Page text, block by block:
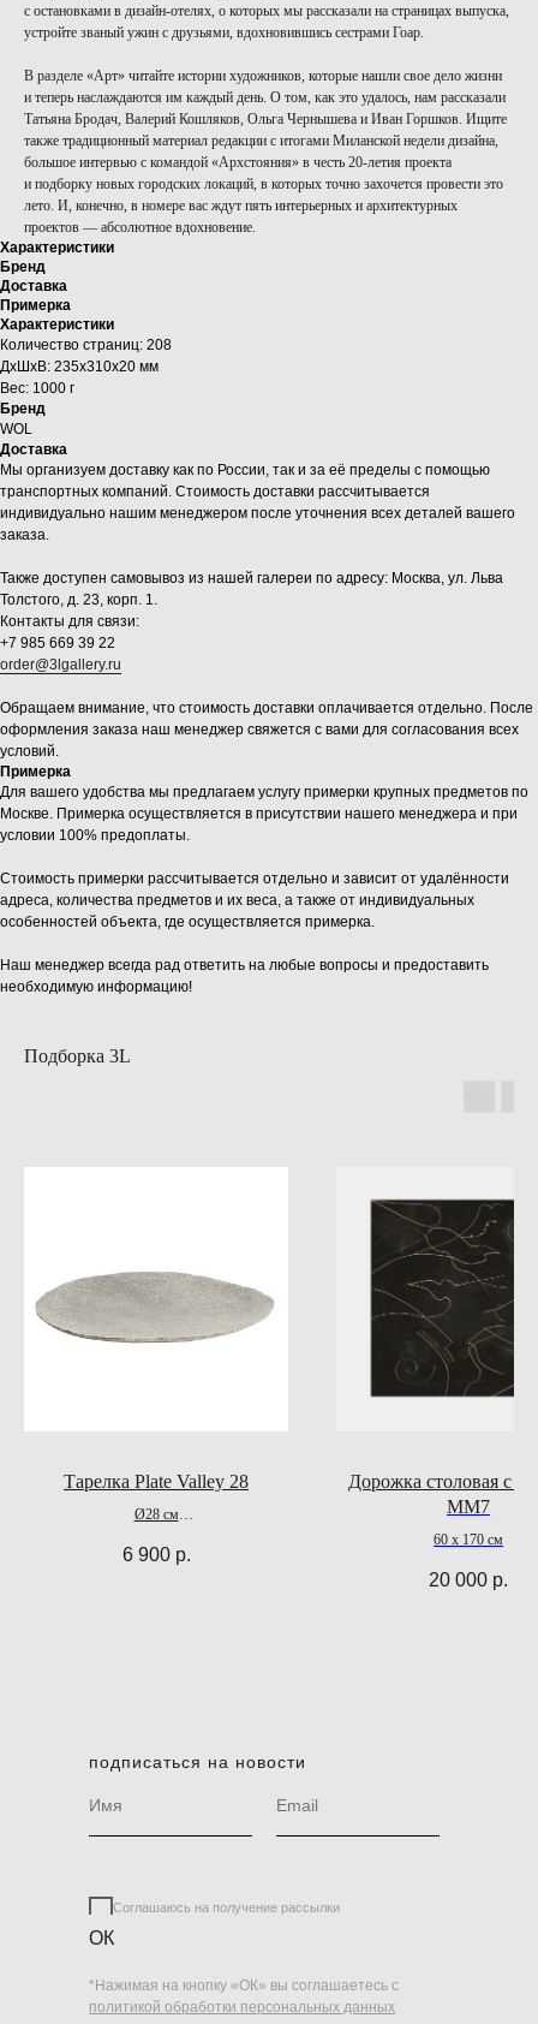
с остановками в дизайн-отелях, о которых мы рассказали на страницах выпуска,
устройте ­званый ужин с друзьями, вдохновившись сестрами Гоар.
В разделе «Арт» читайте истории художников, которые нашли свое дело жизни
и теперь наслаждаются им каждый день. О том, как это удалось, нам рассказали
Татьяна Бродач, Валерий Кошляков, Ольга Чернышева и Иван Горшков. Ищите
также традиционный материал редакции с итогами Миланской недели дизайна,
большое интервью с командой «Архстояния» в честь 20-летия проекта
и подборку новых городских локаций, в которых точно захочется провести это
лето. И, конечно, в номере вас ждут пять интерьерных и архитектурных
проектов — абсолютное вдохновение.
Характеристики
Бренд
Доставка
Примерка
Характеристики
Количество страниц: 208
ДxШxВ: 235x310x20 мм
Вес: 1000 г
Бренд
WOL
Доставка
Мы организуем доставку как по России, так и за её пределы с помощью
транспортных компаний. Стоимость доставки рассчитывается
индивидуально нашим менеджером после уточнения всех деталей вашего
заказа.
Также доступен самовывоз из нашей галереи по адресу: Москва, ул. Льва
Толстого, д. 23, корп. 1.
Контакты для связи:
+7 985 669 39 22
order@3lgallery.ru
Обращаем внимание, что стоимость доставки оплачивается отдельно. После
оформления заказа наш менеджер свяжется с вами для согласования всех
условий.
Примерка
Для вашего удобства мы предлагаем услугу примерки крупных предметов по
Москве. Примерка осуществляется в присутствии нашего менеджера и при
условии 100% предоплаты.
Стоимость примерки рассчитывается отдельно и зависит от удалённости
адреса, количества предметов и их веса, а также от индивидуальных
особенностей объекта, где осуществляется примерка.
Наш менеджер всегда рад ответить на любые вопросы и предоставить
необходимую информацию!
Подборка 3L
Тарелка Plate Valley 28
Ø28 см
6 900 р.
Дорожка столовая с
ММ7
60 х 170 см
20 000 р.
подписаться на новости
Соглашаюсь на получение рассылки
ОК
*Нажимая на кнопку «ОК» вы соглашаетесь с
политикой обработки персональных данных